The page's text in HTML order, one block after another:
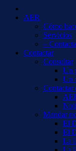
AER
Cómo
Servicios
–
Contactar
Consultar
Un
Un
Contactar
Mandar
El
El
La